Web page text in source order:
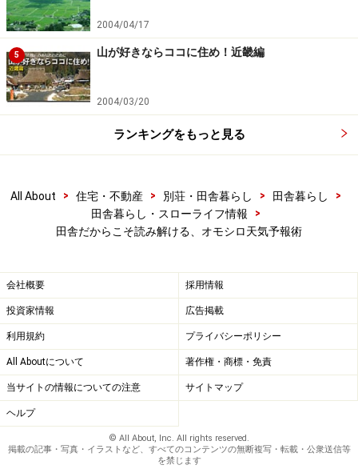
低気圧が近づいている事を意味しています。その規模や
移動速度にもよりますが、半日から1日ぐらいで次第に
天気が崩れることが多くなります。
■三味、太鼓の音が濁るのは「雨」の兆し
「観天望気」です。空気中の湿度が高くなると、三味線
の弦や太鼓の皮などが膨らんだり縮んだりすることで、
微妙に音色が変化します。空気中の湿度が高ければそれ
田舎の「冬」の天気予報術
カモメが港近くで鳴けば
■カモメが里近く来て鳴けば「荒れる」
2004/04/17
5 山が好きならココに住め！近畿編
2004/03/20
ランキングをもっと見る
All About > 住宅・不動産 > 別荘・田舎暮らし > 田舎暮らし
>
田舎暮らし・スローライフ情報
>
田舎だからこそ読み解ける、オモシロ天気予報術
会社概要 採用情報
投資家情報 広告掲載
利用規約 プライバシーポリシー
All Aboutについて 著作権・商標・免責
当サイトの情報についての注意 サイトマップ
ヘルプ
© All About, Inc. All rights reserved.
掲載の記事・写真・イラストなど、すべてのコンテンツの無断複写・転載・公衆送信等
を禁じます